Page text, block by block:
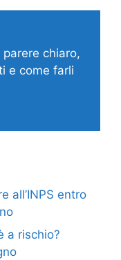
chiaro,
e come farli
all’INPS entro
a rischio?